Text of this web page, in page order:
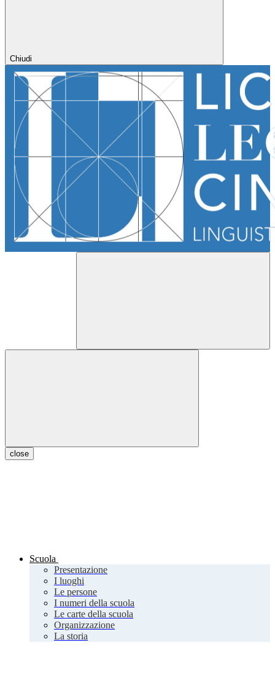
Chiudi
close
Scuola
Presentazione
I luoghi
Le persone
I numeri della scuola
Le carte della scuola
Organizzazione
La storia